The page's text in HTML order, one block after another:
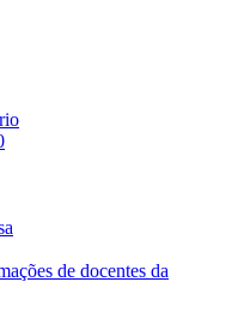
de docentes da